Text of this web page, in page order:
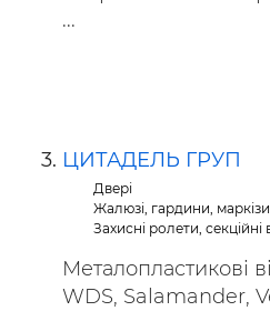
...
ЦИТАДЕЛЬ ГРУП
Двері
Жалюзі, гардини, маркізи
Захисні ролети, секційні
Металопластикові
WDS, Salamander,